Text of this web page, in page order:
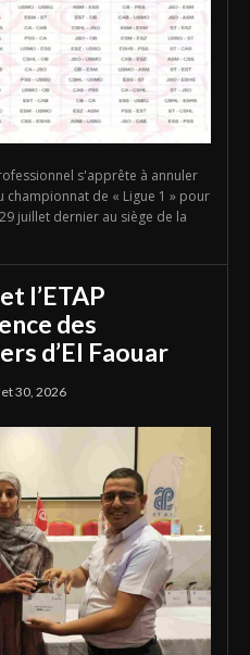
s'apprête à annuler
de « Ligue 1 » pour
juillet dernier au siège de la
l’ETAP
des
d’El Faouar
30, 2026